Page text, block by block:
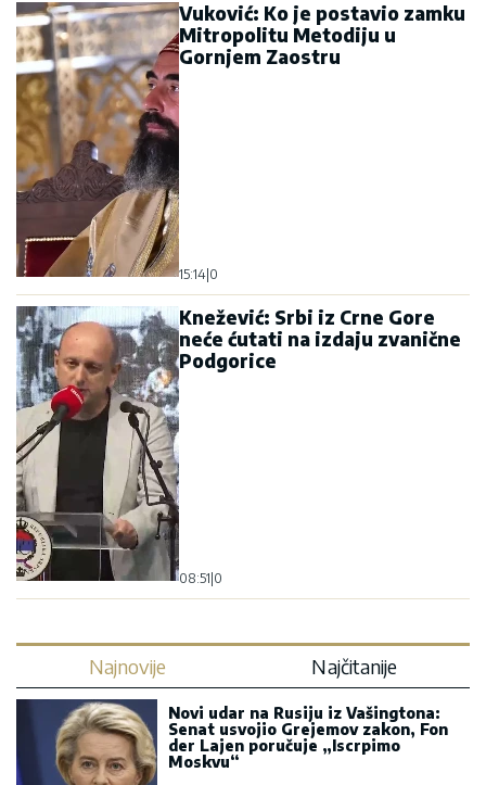
Vuković: Ko je postavio zamku
Mitropolitu Metodiju u
Gornjem Zaostru
15:14 0
Knežević: Srbi iz Crne Gore
neće ćutati na izdaju zvanične
Podgorice
08:51 0
Najnovije Najčitanije
Novi udar na Rusiju iz Vašingtona:
Senat usvojio Grejemov zakon, Fon
der Lajen poručuje „Iscrpimo
Moskvu“